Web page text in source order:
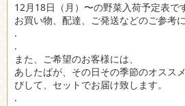
12月18日（月）〜の野菜入荷予定表で
お買い物、配達、ご発送などのご参考
.
.
また、ご希望のお客様には、
あしたばが、その日その季節のオスス
びして、セットでお届け致します。
.